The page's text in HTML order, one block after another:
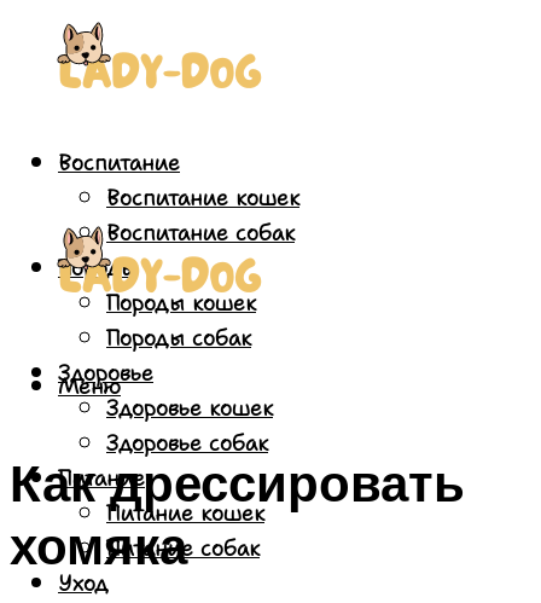
Воспитание
Воспитание кошек
Воспитание собак
Породы
Породы кошек
Породы собак
Здоровье
Здоровье кошек
Здоровье собак
Питание
Питание кошек
Питание собак
Уход
Меню
Как дрессировать
хомяка